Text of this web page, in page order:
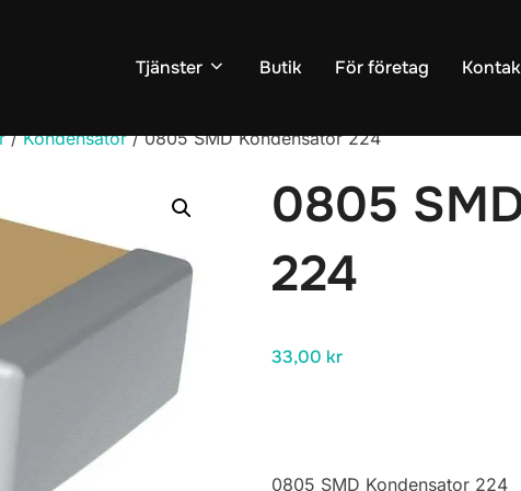
Tjänster Butik För företag
/Kondensator/ 0805 SMD Kondensator 224
0805
224
33,00 kr
0805 SMD Kondensator 224